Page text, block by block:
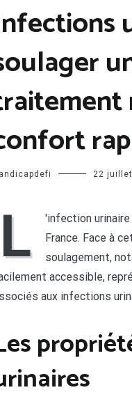
22
L
'infection
France. Face à
soulagement,
accessible,
aux infections